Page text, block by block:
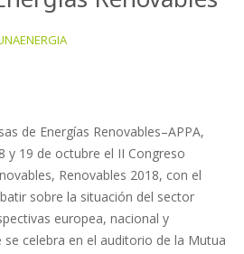
de Energías Renovables–APPA,
y 19 de octubre el II Congreso
Renovables 2018, con el
sobre la situación del sector
europea, nacional y
celebra en el auditorio de la Mutua